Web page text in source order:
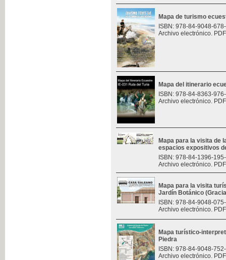
Mapa de turismo
ISBN: 978-84-9048-
Archivo electrónico.
Mapa del itinerario
ISBN: 978-84-8363-
Archivo electrónico.
Mapa para la visita de
espacios expositivos
ISBN: 978-84-1396-
Archivo electrónico.
Mapa para la visita
Jardín Botánico
ISBN: 978-84-9048-
Archivo electrónico.
Mapa turístico-
Piedra
ISBN: 978-84-9048-
Archivo electrónico.